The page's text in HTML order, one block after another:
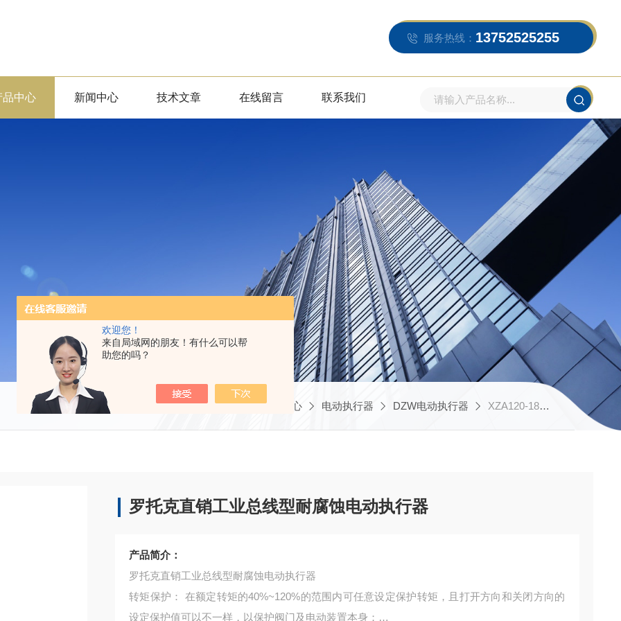
欢迎您！
来自局域网的朋友！有什么可以帮
助您的吗？
服务热线： 13752525255
品中心 新闻中心 技术文章 在线留言 联系我们
当前位置：首页 产品中心 电动执行器 DZW电动执行器 XZA120-18 36罗托克直销工业总线型耐腐蚀电动执行器
罗托克直销工业总线型耐腐蚀电动执行器
产品简介：
罗托克直销工业总线型耐腐蚀电动执行器
转矩保护： 在额定转矩的40%~120%的范围内可任意设定保护转矩，且打开方向和关闭方向的
设定保护值可以不一样，以保护阀门及电动装置本身；